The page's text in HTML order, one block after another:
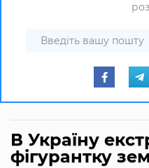
В Україну
фігурантку